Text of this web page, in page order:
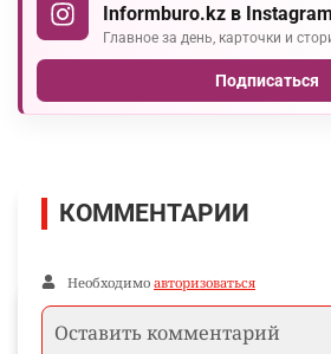
Informburo.kz в Instagram
Главное за день, карточки и
Подписаться
КОММЕНТАРИИ
Необходимо авторизоваться